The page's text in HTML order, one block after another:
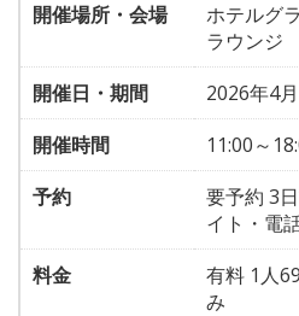
開催場所・会場
ホテルグ
ラウンジ
開催日・期間
2026年4
開催時間
11:00～
予約
要予約 3
イト・電
料金
有料 1人
み